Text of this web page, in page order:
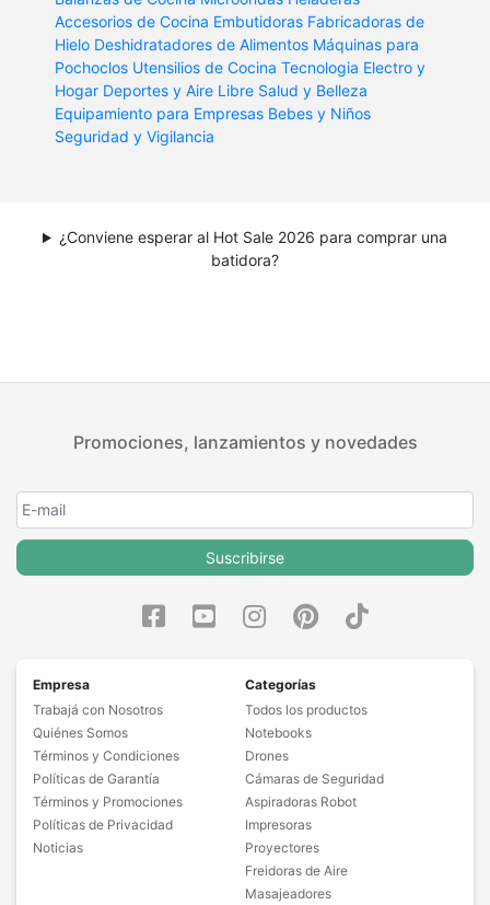
Accesorios de Cocina Embutidoras Fabricadoras de
Hielo Deshidratadores de Alimentos Máquinas para
Pochoclos Utensilios de Cocina Tecnologia Electro y
Hogar Deportes y Aire Libre Salud y Belleza
Equipamiento para Empresas Bebes y Niños
Seguridad y Vigilancia
¿Conviene esperar al Hot Sale 2026 para comprar una
batidora?
Promociones, lanzamientos y novedades
Suscribirse
Empresa
Trabajá con Nosotros
Quiénes Somos
Términos y Condiciones
Políticas de Garantía
Términos y Promociones
Políticas de Privacidad
Noticias
Categorías
Todos los productos
Notebooks
Drones
Cámaras de Seguridad
Aspiradoras Robot
Impresoras
Proyectores
Freidoras de Aire
Masajeadores